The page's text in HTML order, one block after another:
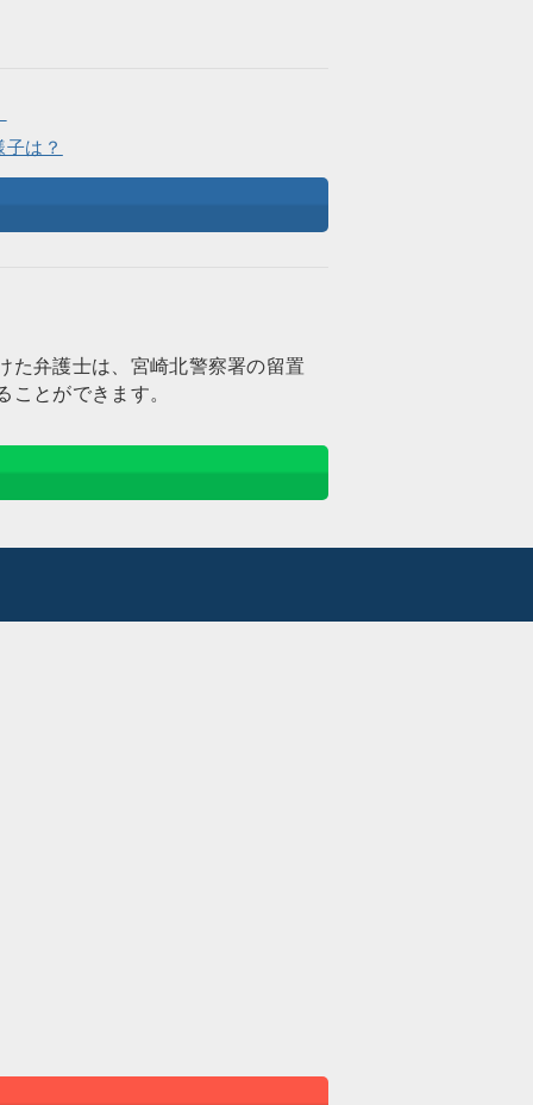
は？
た弁護士は、宮崎北警察署の留置
とができます。